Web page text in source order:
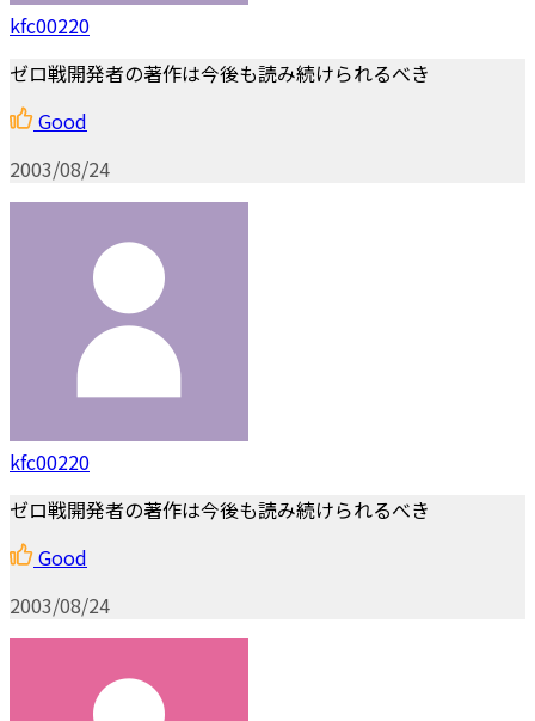
kfc00220
ゼロ戦開発者の著作は今後も読み続けられるべき
Good
2003/08/24
kfc00220
ゼロ戦開発者の著作は今後も読み続けられるべき
Good
2003/08/24